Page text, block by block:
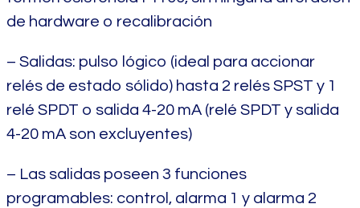
de hardware o recalibración
– Salidas: pulso lógico (ideal para accionar
relés de estado sólido) hasta 2 relés SPST y 1
relé SPDT o salida 4-20 mA (relé SPDT y salida
4-20 mA son excluyentes)
– Las salidas poseen 3 funciones
programables: control, alarma 1 y alarma 2